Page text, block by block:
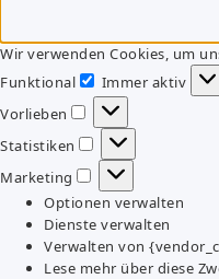
Wir verwenden Cookies, um
Funktional
Funktional
Immer aktiv
Vorlieben
Vorlieben
Statistiken
Statistiken
Marketing
Marketing
Optionen verwalten
Dienste verwalten
Verwalten von
Lese mehr über diese